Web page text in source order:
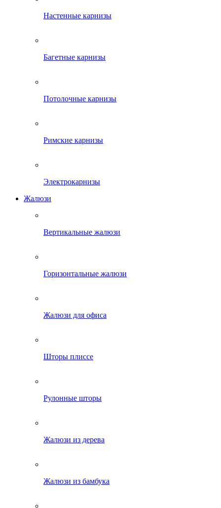
Настенные карнизы
Багетные карнизы
Потолочные карнизы
Римские карнизы
Электрокарнизы
Жалюзи
Вертикальные жалюзи
Горизонтальные жалюзи
Жалюзи для офиса
Шторы плиссе
Рулонные шторы
Жалюзи из дерева
Жалюзи из бамбука